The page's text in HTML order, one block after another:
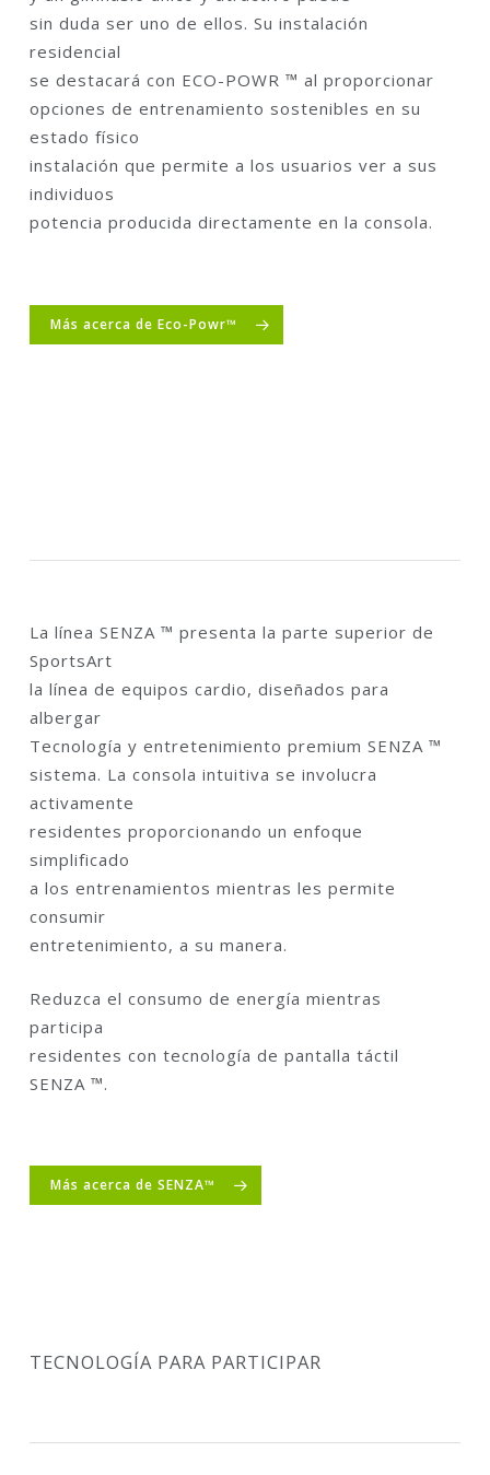
sin duda ser uno de ellos. Su instalación
residencial
se destacará con ECO-POWR ™ al proporcionar
opciones de entrenamiento sostenibles en su
estado físico
instalación que permite a los usuarios ver a sus
individuos
potencia producida directamente en la consola.
Más acerca de Eco-Powr™
La línea SENZA ™ presenta la parte superior de
SportsArt
la línea de equipos cardio, diseñados para
albergar
Tecnología y entretenimiento premium SENZA ™
sistema. La consola intuitiva se involucra
activamente
residentes proporcionando un enfoque
simplificado
a los entrenamientos mientras les permite
consumir
entretenimiento, a su manera.
Reduzca el consumo de energía mientras
participa
residentes con tecnología de pantalla táctil
SENZA ™.
Más acerca de SENZA™
TECNOLOGÍA PARA PARTICIPAR